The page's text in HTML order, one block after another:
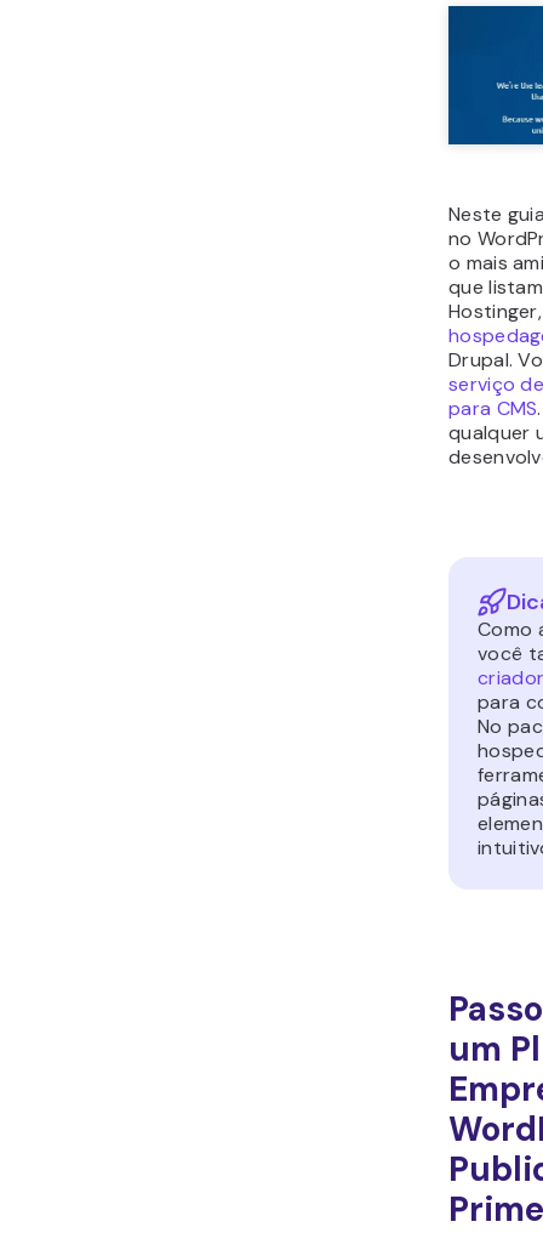
Neste
no
o mais
que
Drupal.
serviço
para CMS
qualquer
Como
você
para
No
um